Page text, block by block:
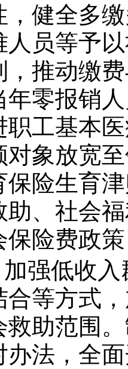
，健全多
人员等予
，推动缴
年零报销
职工基本
对象放宽
保险生育
助、社会
保险费政
加强低收
合等方式
救助范围
办法，全